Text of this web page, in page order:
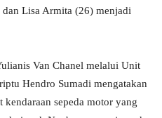
Lisa Armita (26) menjadi
Van Chanel melalui Unit
Hendro Sumadi mengatakan
sepeda motor yang